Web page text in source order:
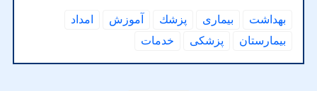
بهداشت بیماری پزشك آموزش
امداد
بیمارستان
پزشكی خدمات